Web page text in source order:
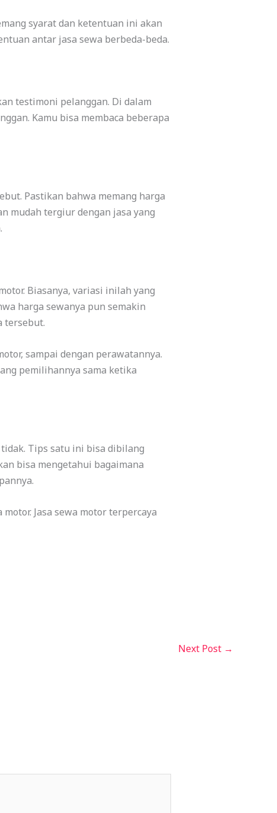
syarat dan ketentuan ini akan
antar jasa sewa berbeda-beda.
testimoni pelanggan. Di dalam
Kamu bisa membaca beberapa
Pastikan bahwa memang harga
mudah tergiur dengan jasa yang
Biasanya, variasi inilah yang
harga sewanya pun semakin
tersebut.
sampai dengan perawatannya.
pemilihannya sama ketika
Tips satu ini bisa dibilang
bisa mengetahui bagaimana
Jasa sewa motor terpercaya
Next Post →